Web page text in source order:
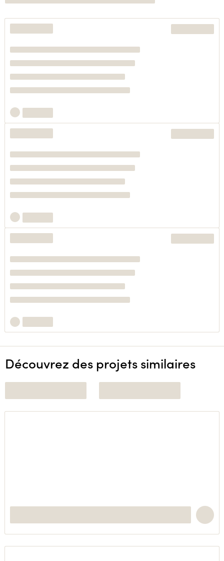
Découvrez des projets similaires